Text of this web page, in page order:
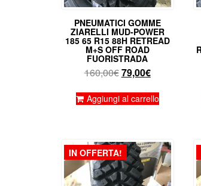
PNEUMATICI GOMME
ZIARELLI MUD-POWER
185 65 R15 88H RETREAD
M+S OFF ROAD
FUORISTRADA
160,00€Il
originale
79,00€Il
attuale
Aggiungi al carrello
IN OFFERTA!